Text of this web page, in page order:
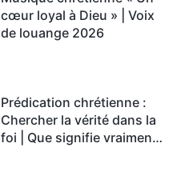
cœur loyal à Dieu » | Voix
de louange 2026
Prédication chrétienne :
Chercher la vérité dans la
foi | Que signifie vraiment